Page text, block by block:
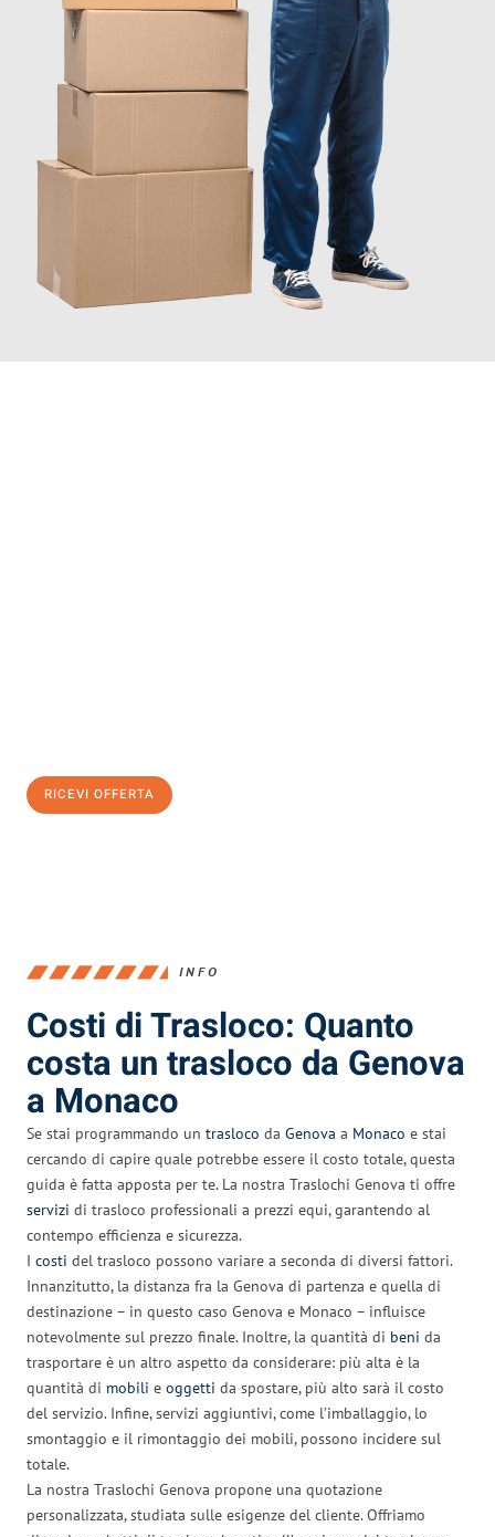
RICEVI OFFERTA
INFO
Costi di Trasloco: Quanto
costa un trasloco da Genova
a Monaco
Se stai programmando un trasloco da Genova a Monaco e stai
cercando di capire quale potrebbe essere il costo totale, questa
guida è fatta apposta per te. La nostra Traslochi Genova ti offre
servizi di trasloco professionali a prezzi equi, garantendo al
contempo efficienza e sicurezza.
I costi del trasloco possono variare a seconda di diversi fattori.
Innanzitutto, la distanza fra la Genova di partenza e quella di
destinazione – in questo caso Genova e Monaco – influisce
notevolmente sul prezzo finale. Inoltre, la quantità di beni da
trasportare è un altro aspetto da considerare: più alta è la
quantità di mobili e oggetti da spostare, più alto sarà il costo
del servizio. Infine, servizi aggiuntivi, come l’imballaggio, lo
smontaggio e il rimontaggio dei mobili, possono incidere sul
totale.
La nostra Traslochi Genova propone una quotazione
personalizzata, studiata sulle esigenze del cliente. Offriamo